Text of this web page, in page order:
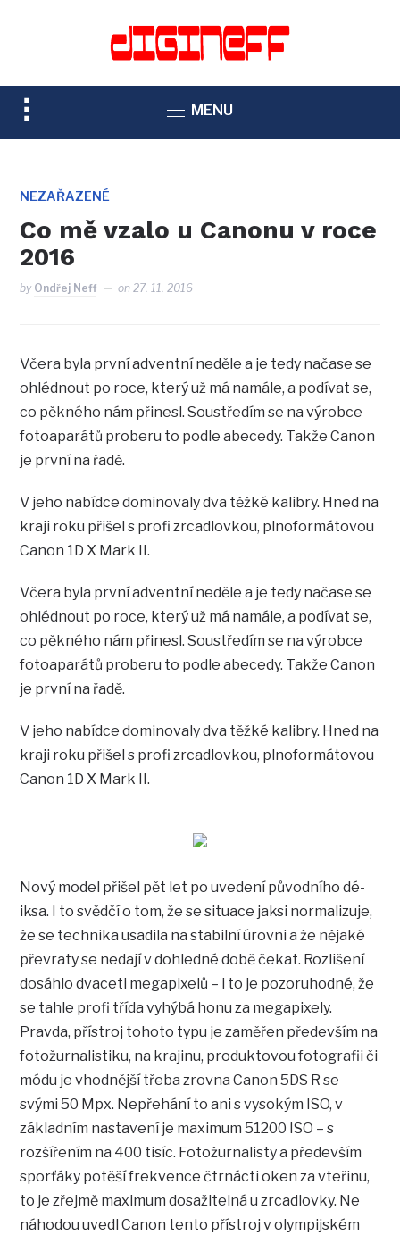
TOGGLE
SIDEBAR
NAVIGATION
MENU
NEZAŘAZENÉ
Co mě vzalo u Canonu v roce
2016
by Ondřej Neff on27. 11. 2016
Včera byla první adventní neděle a je tedy načase se
ohlédnout po roce, který už má namále, a podívat se,
co pěkného nám přinesl. Soustředím se na výrobce
fotoaparátů proberu to podle abecedy. Takže Canon
je první na řadě.
V jeho nabídce dominovaly dva těžké kalibry. Hned na
kraji roku přišel s profi zrcadlovkou, plnoformátovou
Canon 1D X Mark II.
Včera byla první adventní neděle a je tedy načase se
ohlédnout po roce, který už má namále, a podívat se,
co pěkného nám přinesl. Soustředím se na výrobce
fotoaparátů proberu to podle abecedy. Takže Canon
je první na řadě.
V jeho nabídce dominovaly dva těžké kalibry. Hned na
kraji roku přišel s profi zrcadlovkou, plnoformátovou
Canon 1D X Mark II.
Nový model přišel pět let po uvedení původního dé-
iksa. I to svědčí o tom, že se situace jaksi normalizuje,
že se technika usadila na stabilní úrovni a že nějaké
převraty se nedají v dohledné době čekat. Rozlišení
dosáhlo dvaceti megapixelů – i to je pozoruhodné, že
se tahle profi třída vyhýbá honu za megapixely.
Pravda, přístroj tohoto typu je zaměřen především na
fotožurnalistiku, na krajinu, produktovou fotografii či
módu je vhodnější třeba zrovna Canon 5DS R se
svými 50 Mpx. Nepřehání to ani s vysokým ISO, v
základním nastavení je maximum 51200 ISO – s
rozšířením na 400 tisíc. Fotožurnalisty a především
sporťáky potěší frekvence čtrnácti oken za vteřinu,
to je zřejmě maximum dosažitelná u zrcadlovky. Ne
náhodou uvedl Canon tento přístroj v olympijském